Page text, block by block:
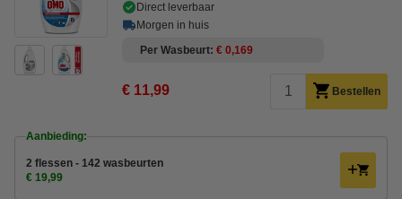
Direct leverbaar
Morgen in huis
Per Wasbeurt € 0,169
€ 11,99 Bestellen
Aanbieding:
2 flessen - 142 wasbeurten
€ 19,99